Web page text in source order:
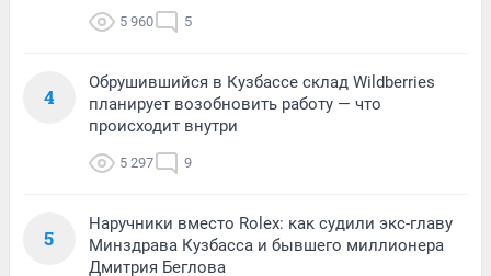
5 960 5
4
Обрушившийся в Кузбассе склад Wildberries
планирует возобновить работу — что
происходит внутри
5 297 9
5
Наручники вместо Rolex: как судили экс-главу
Минздрава Кузбасса и бывшего миллионера
Дмитрия Беглова